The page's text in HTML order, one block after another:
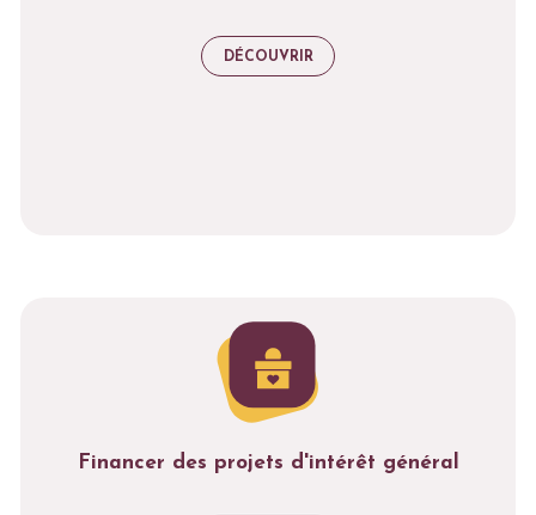
DÉCOUVRIR
Financer des projets d'intérêt général